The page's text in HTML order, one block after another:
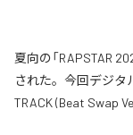
夏向の「RAPSTAR
された。今回デジタ
TRACK (Beat Swap